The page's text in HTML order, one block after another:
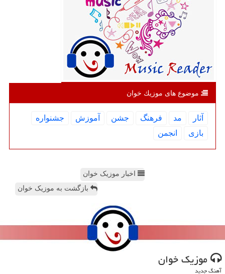
موضوع های موزیك خوان
آثار مد فرهنگ جشن آموزش
جشنواره
بازی
انجمن
اخبار موزیک خوان
بازگشت به موزیک خوان
موزیك خوان
آهنگ جدید